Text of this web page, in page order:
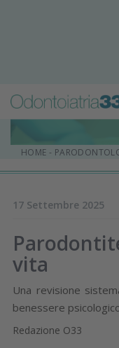
HOME -
17 Settembre 2025
vita
Una revisione
benessere
Redazione O33